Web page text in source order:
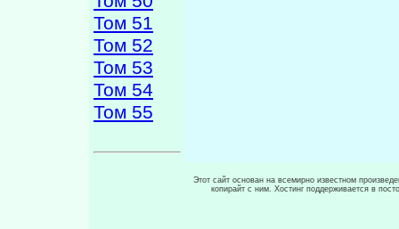
Том 51
Том 52
Том 53
Том 54
Том 55
Этот сайт основан на всемирно известном
копирайт с ним. Хостинг поддерживается в